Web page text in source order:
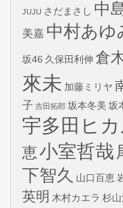
JUJU さだまさし 中
美嘉 中村あゆ
坂46 久保田利伸 倉
來未 加藤ミリヤ
子 吉田拓郎 坂本冬美 坂
宇多田ヒ
恵小室哲哉
下智久 山口百恵
英明 木村カエラ 杉